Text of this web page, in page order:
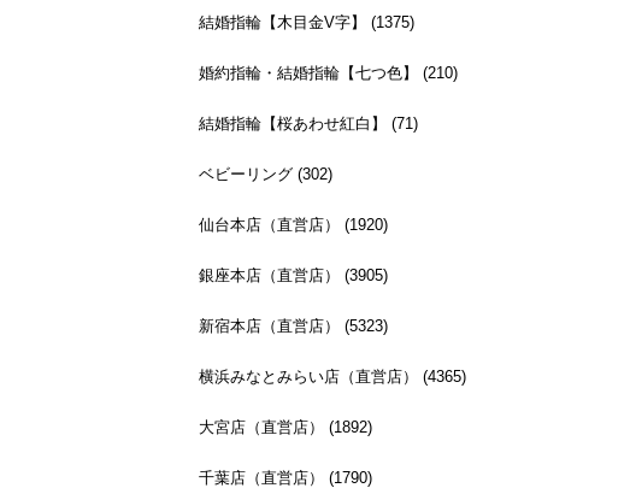
結婚指輪【木目金V字】 (1375)
婚約指輪・結婚指輪【七つ色】 (210)
結婚指輪【桜あわせ紅白】 (71)
ベビーリング (302)
仙台本店（直営店） (1920)
銀座本店（直営店） (3905)
新宿本店（直営店） (5323)
横浜みなとみらい店（直営店） (4365)
大宮店（直営店） (1892)
千葉店（直営店） (1790)